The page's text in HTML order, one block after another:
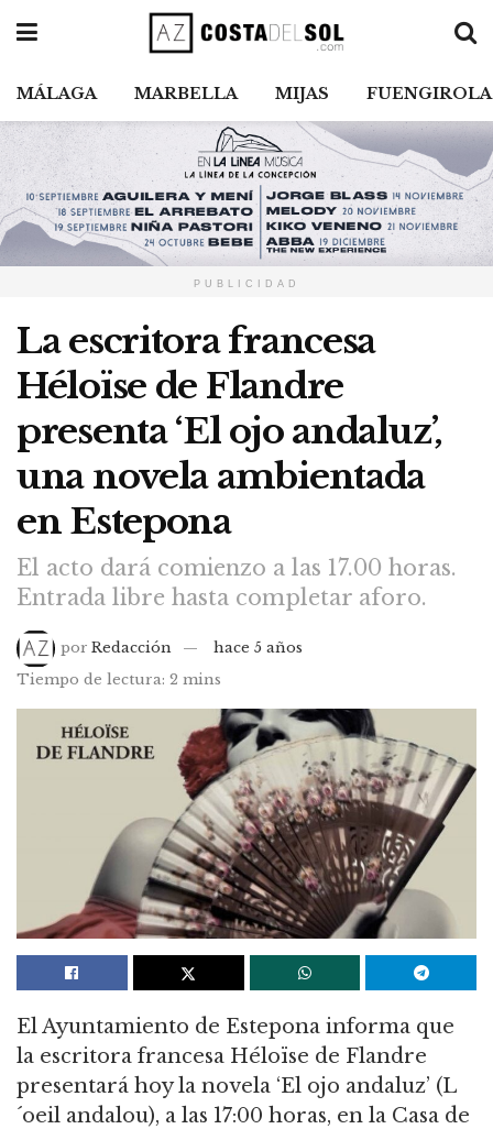
MÁLAGA MARBELLA MIJAS FUENGIROLA
PUBLICIDAD
La escritora francesa
Héloïse de Flandre
presenta ‘El ojo andaluz’,
una novela ambientada
en Estepona
El acto dará comienzo a las 17.00 horas.
Entrada libre hasta completar aforo.
por Redacción
hace 5 años
Tiempo de lectura: 2 mins
El Ayuntamiento de Estepona informa que
la escritora francesa Héloïse de Flandre
presentará hoy la novela ‘El ojo andaluz’ (L
´oeil andalou), a las 17:00 horas, en la Casa de